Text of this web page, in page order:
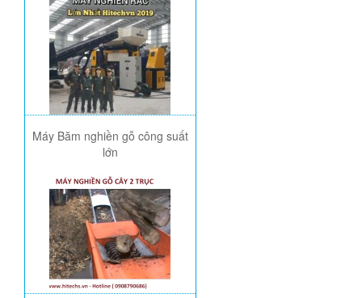
Máy Băm nghiền gỗ công suất
lớn